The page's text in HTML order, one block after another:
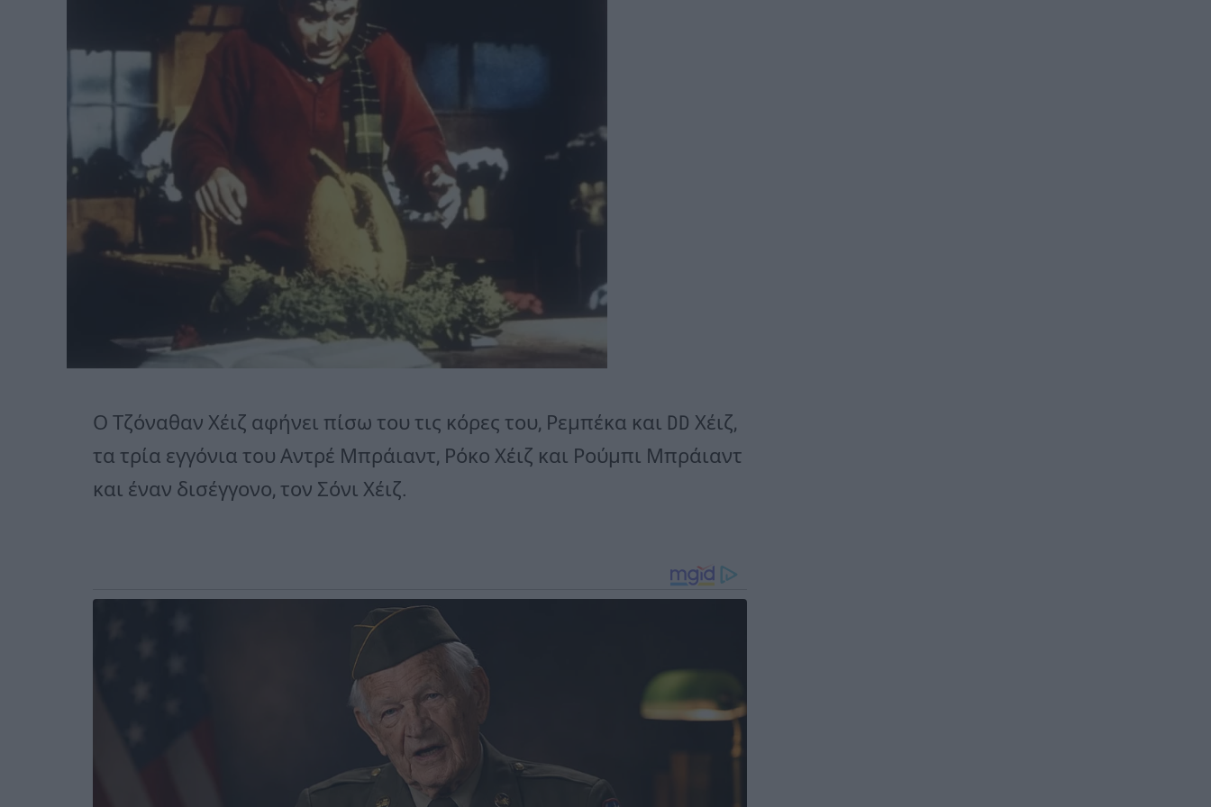
Ο Τζόναθαν Χέιζ αφήνει πίσω του τις κόρες του, Ρεμπέκα και DD Χέιζ,
τα τρία εγγόνια του Αντρέ Μπράιαντ, Ρόκο Χέιζ και Ρούμπι Μπράιαντ
και έναν δισέγγονο, τον Σόνι Χέιζ.